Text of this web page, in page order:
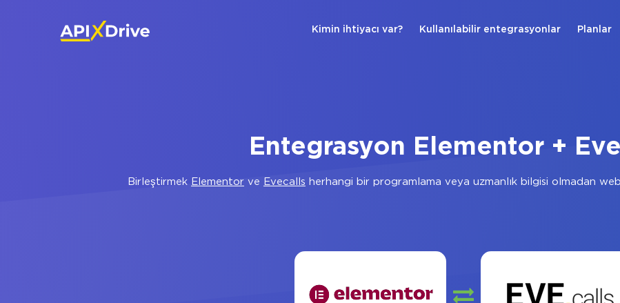
Kimin ihtiyacı var? Kullanılabilir entegrasyonlar Planlar
Entegrasyon Elementor +
Birleştirmek Elementor ve Evecalls herhangi bir programlama veya uzmanlık bilgisi olmadan